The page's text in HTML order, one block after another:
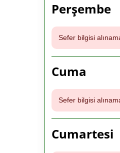
Perşembe
Sefer bilgisi
Cuma
Sefer bilgisi
Cumartesi